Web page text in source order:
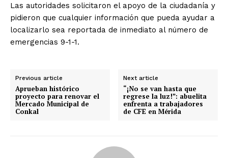
Las autoridades solicitaron el apoyo de la ciudadanía y
pidieron que cualquier información que pueda ayudar a
localizarlo sea reportada de inmediato al número de
emergencias 9-1-1.
Previous article
Aprueban histórico
proyecto para renovar el
Mercado Municipal de
Conkal
Next article
“¡No se van hasta que
regrese la luz!”: abuelita
enfrenta a trabajadores
de CFE en Mérida